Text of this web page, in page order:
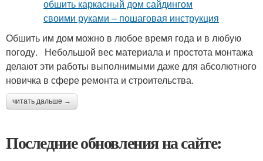
Обшить им дом можно в любое время года и в любую
погоду. Небольшой вес материала и простота монтажа
делают эти работы выполнимыми даже для абсолютного
новичка в сфере ремонта и строительства.
читать дальше →
Последние обновления на сайте: